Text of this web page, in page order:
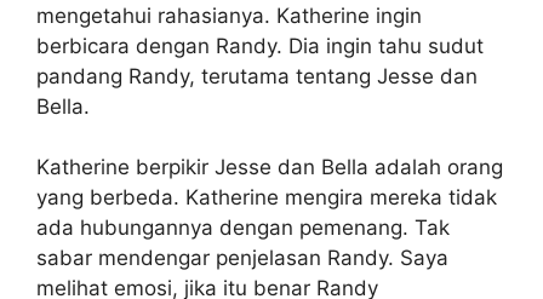
mengetahui rahasianya. Katherine ingin
berbicara dengan Randy. Dia ingin tahu sudut
pandang Randy, terutama tentang Jesse dan
Bella.
Katherine berpikir Jesse dan Bella adalah orang
yang berbeda. Katherine mengira mereka tidak
ada hubungannya dengan pemenang. Tak
sabar mendengar penjelasan Randy. Saya
melihat emosi, jika itu benar Randy